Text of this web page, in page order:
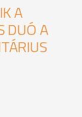
A
DUÓ A